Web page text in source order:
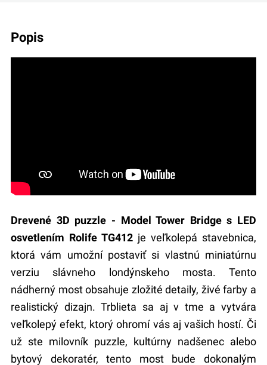
popis
Drevené 3D puzzle - Model Tower Bridge s LED
osvetlením Rolife TG412je veľkolepá stavebnica,
ktorá vám umožní postaviť si vlastnú miniatúrnu
verziu slávneho londýnskeho mosta. Tento
nádherný most obsahuje zložité detaily, živé farby a
realistický dizajn. Trblieta sa aj v tme a vytvára
veľkolepý efekt, ktorý ohromí vás aj vašich hostí. Či
už ste milovník puzzle, kultúrny nadšenec alebo
bytový dekoratér, tento most bude dokonalým